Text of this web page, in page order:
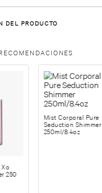
DEL PRODUCTO
250
Mist Corporal Pure
Seduction Shimmer
250ml/8.4oz